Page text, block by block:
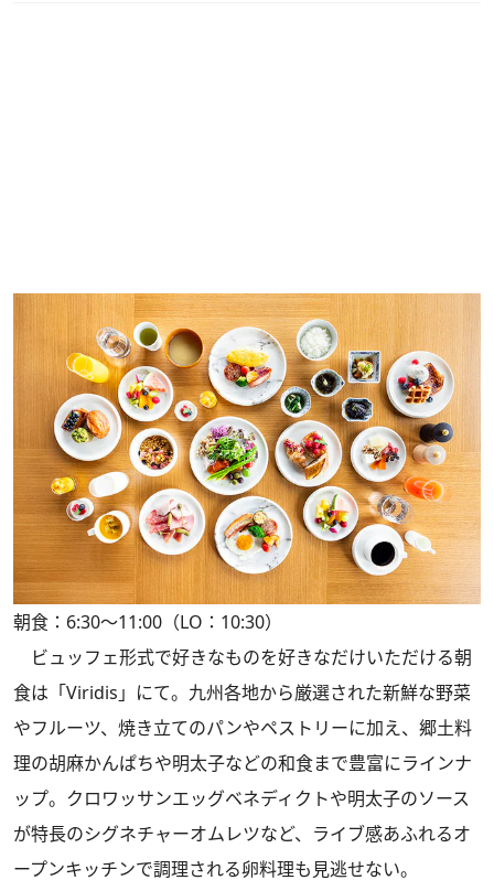
朝食：6:30～11:00（LO：10:30）
ビュッフェ形式で好きなものを好きなだけいただける朝
食は「Viridis」にて。九州各地から厳選された新鮮な野菜
やフルーツ、焼き立てのパンやペストリーに加え、郷土料
理の胡麻かんぱちや明太子などの和食まで豊富にラインナ
ップ。クロワッサンエッグベネディクトや明太子のソース
が特長のシグネチャーオムレツなど、ライブ感あふれるオ
ープンキッチンで調理される卵料理も見逃せない。